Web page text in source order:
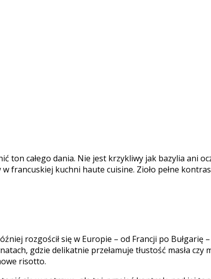
całego dania. Nie jest krzykliwy jak bazylia ani
francuskiej kuchni haute cuisine. Zioło pełne
rozgościł się w Europie – od Francji po Bułgarię –
gdzie delikatnie przełamuje tłustość masła czy
risotto.